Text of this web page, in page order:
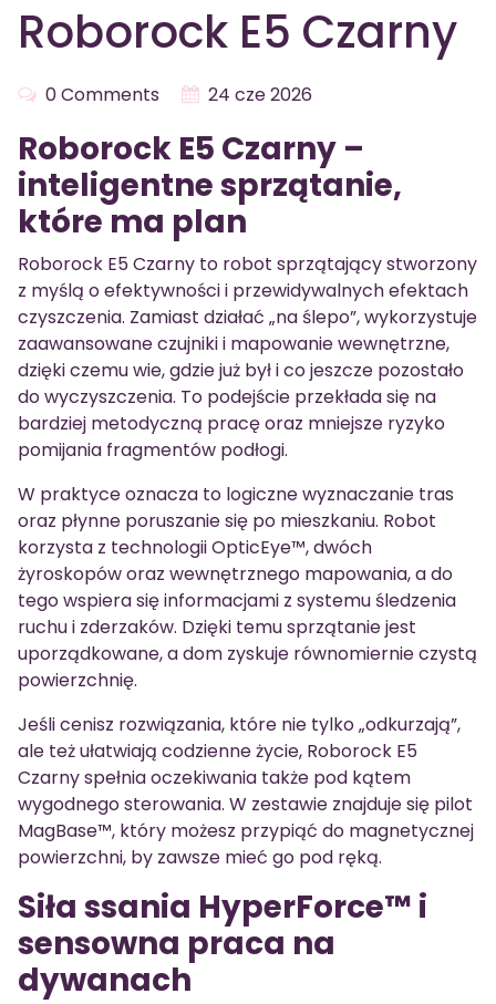
Roborock E5 Czarny
0 Comments 24 cze 2026
Roborock E5 Czarny –
inteligentne sprzątanie,
które ma plan
Roborock E5 Czarny to robot sprzątający stworzony
z myślą o efektywności i przewidywalnych efektach
czyszczenia. Zamiast działać „na ślepo”, wykorzystuje
zaawansowane czujniki i mapowanie wewnętrzne,
dzięki czemu wie, gdzie już był i co jeszcze pozostało
do wyczyszczenia. To podejście przekłada się na
bardziej metodyczną pracę oraz mniejsze ryzyko
pomijania fragmentów podłogi.
W praktyce oznacza to logiczne wyznaczanie tras
oraz płynne poruszanie się po mieszkaniu. Robot
korzysta z technologii OpticEye™, dwóch
żyroskopów oraz wewnętrznego mapowania, a do
tego wspiera się informacjami z systemu śledzenia
ruchu i zderzaków. Dzięki temu sprzątanie jest
uporządkowane, a dom zyskuje równomiernie czystą
powierzchnię.
Jeśli cenisz rozwiązania, które nie tylko „odkurzają”,
ale też ułatwiają codzienne życie, Roborock E5
Czarny spełnia oczekiwania także pod kątem
wygodnego sterowania. W zestawie znajduje się pilot
MagBase™, który możesz przypiąć do magnetycznej
powierzchni, by zawsze mieć go pod ręką.
Siła ssania HyperForce™ i
sensowna praca na
dywanach